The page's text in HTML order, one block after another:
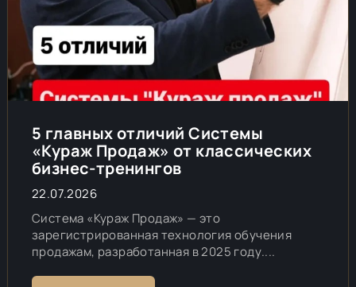
5 главных отличий Системы
«Кураж Продаж» от классических
бизнес-тренингов
22.07.2026
Система «Кураж Продаж» — это
зарегистрированная технология обучения
продажам, разработанная в 2025 году....